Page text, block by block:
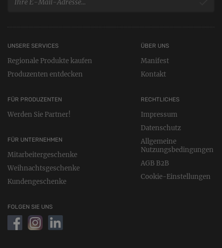
UNSERE SERVICES
Regionale Produkte kaufen
Produzenten entdecken
FÜR PRODUZENTEN
Werden Sie Partner!
FÜR UNTERNEHMEN
Mitarbeitergeschenke
Weihnachtsgeschenke
Kundengeschenke
RECHTLICHES
Impressum
Datenschutz
Allgemeine
Nutzungsbedingungen
AGB B2B
Cookie-Einstellungen
ÜBER UNS
Manifest
Kontakt
FOLGEN SIE UNS